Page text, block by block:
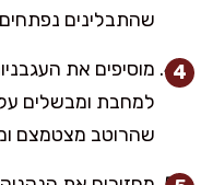
שהתבלינים
מוסיפים את
שהרוטב מצטמצם